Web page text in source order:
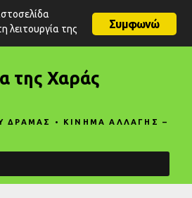
της Χαράς
ΔΡΑΜΑΣ • ΚΙΝΗΜΑ ΑΛΛΑΓΗΣ –
Συμφωνώ
λειτουργία της